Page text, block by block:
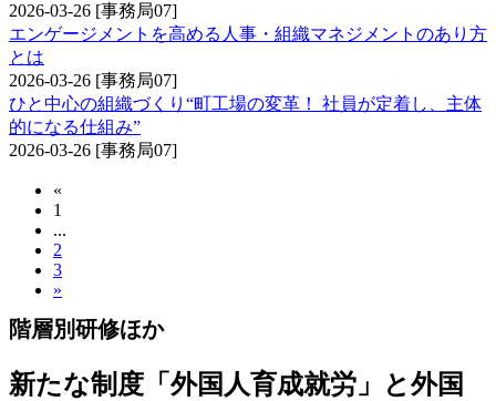
2026-03-26 [事務局07]
エンゲージメントを高める人事・組織マネジメントのあり方
とは
2026-03-26 [事務局07]
ひと中心の組織づくり“町工場の変革！ 社員が定着し、主体
的になる仕組み”
2026-03-26 [事務局07]
«
1
...
2
3
»
階層別研修ほか
新たな制度「外国人育成就労」と外国